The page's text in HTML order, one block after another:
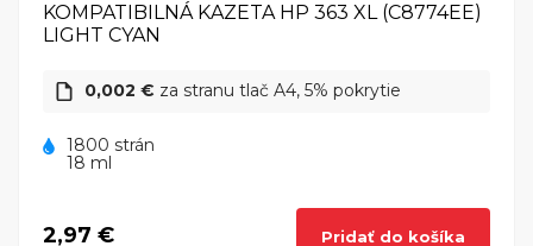
KOMPATIBILNÁ KAZETA HP 363 XL (C8774EE)
LIGHT CYAN
0,002 € za stranu tlač A4, 5% pokrytie
1800 strán
18 ml
2,97 € Pridať do košíka